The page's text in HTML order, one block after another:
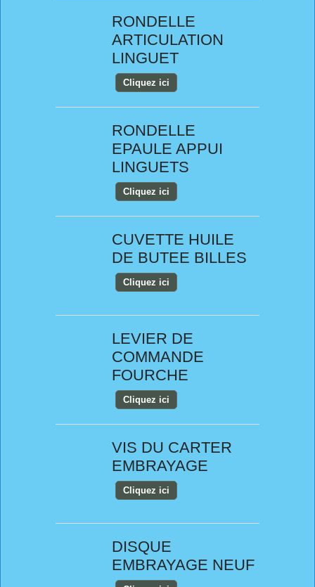
RONDELLE
ARTICULATION
LINGUET
Cliquez ici
RONDELLE
EPAULE APPUI
LINGUETS
Cliquez ici
CUVETTE HUILE
DE BUTEE BILLES
Cliquez ici
LEVIER DE
COMMANDE
FOURCHE
Cliquez ici
VIS DU CARTER
EMBRAYAGE
Cliquez ici
DISQUE
EMBRAYAGE NEUF